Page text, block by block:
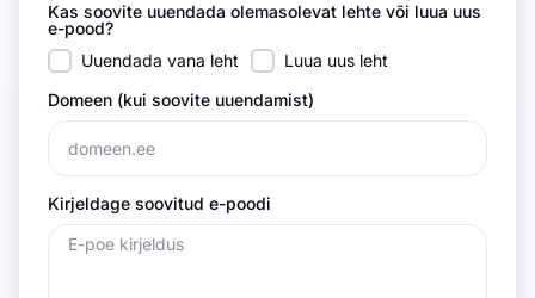
Kas soovite uuendada olemasolevat lehte või luua uus
e-pood?
Uuendada vana leht
Luua uus leht
Domeen (kui soovite uuendamist)
Kirjeldage soovitud e-poodi